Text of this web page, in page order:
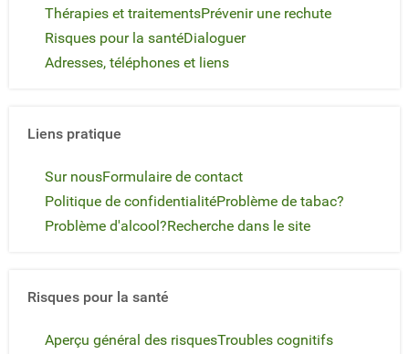
Thérapies et traitementsPrévenir une rechute
Risques pour la santéDialoguer
Adresses, téléphones et liens
Liens pratique
Sur nousFormulaire de contact
Politique de confidentialitéProblème de tabac?
Problème d'alcool?Recherche dans le site
Risques pour la santé
Aperçu général des risquesTroubles cognitifs